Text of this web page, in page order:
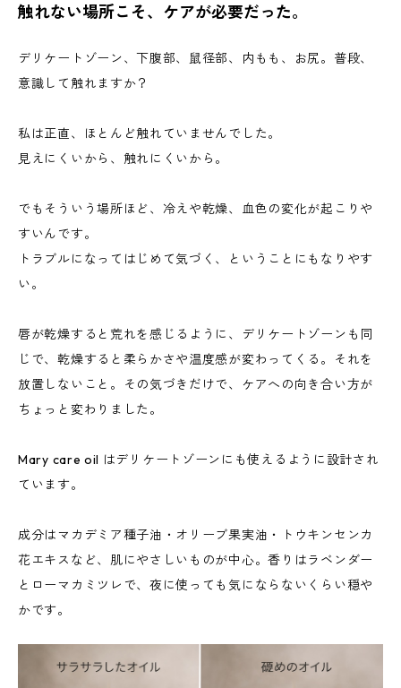
触れない場所こそ、ケアが必要だった。
デリケートゾーン、下腹部、鼠径部、内もも、お尻。普段、
意識して触れますか？
私は正直、ほとんど触れていませんでした。
見えにくいから、触れにくいから。
でもそういう場所ほど、冷えや乾燥、血色の変化が起こりや
すいんです。
トラブルになってはじめて気づく、ということにもなりやす
い。
唇が乾燥すると荒れを感じるように、デリケートゾーンも同
じで、乾燥すると柔らかさや温度感が変わってくる。それを
放置しないこと。その気づきだけで、ケアへの向き合い方が
ちょっと変わりました。
Mary care oil はデリケートゾーンにも使えるように設計され
ています。
成分はマカデミア種子油・オリーブ果実油・トウキンセンカ
花エキスなど、肌にやさしいものが中心。香りはラベンダー
とローマカミツレで、夜に使っても気にならないくらい穏や
かです。